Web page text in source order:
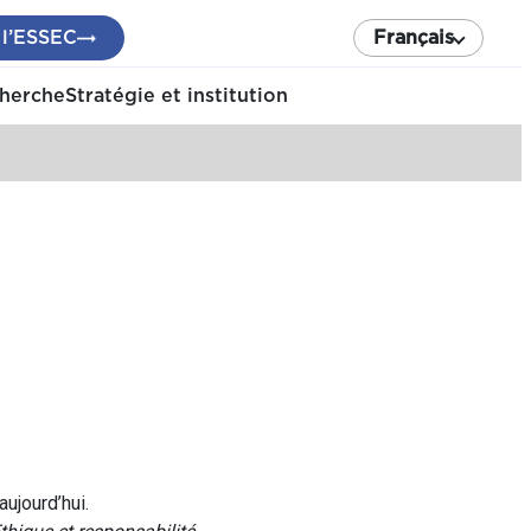
Français
Stratégie et institution